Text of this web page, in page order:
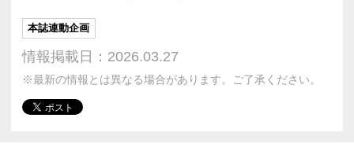
本誌連動企画
情報掲載日：2026.03.27
※最新の情報とは異なる場合があります。ご了承ください。